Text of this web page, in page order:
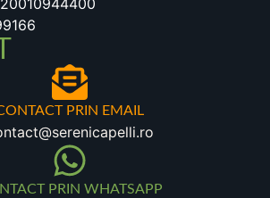
PRIN EMAIL
PRIN WHATSAPP